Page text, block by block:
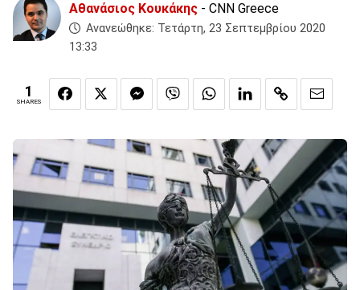
Αθανάσιος Κουκάκης - CNN Greece
Ανανεώθηκε: Τετάρτη, 23 Σεπτεμβρίου 2020
13:33
1
SHARES